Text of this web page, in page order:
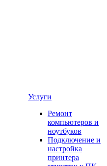
Услуги
Ремонт
компьютеров и
ноутбуков
Подключение и
настройка
принтера